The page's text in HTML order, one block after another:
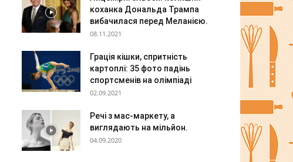
коханка Дональда Трампа
вибачилася перед Меланією.
08.11.2021
Грація кішки, спритність
картоплі: 35 фото падінь
спортсменів на олімпіаді
02.09.2021
Речі з мас-маркету, а
виглядають на мільйон.
04.09.2020